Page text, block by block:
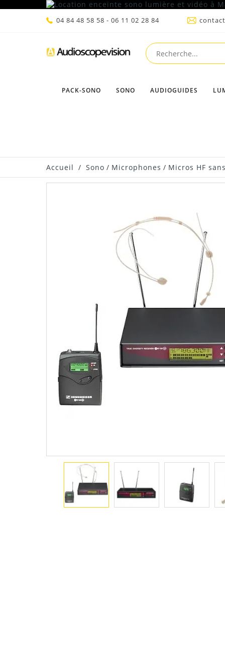
04 84 48 58 58 - 06 11 02 28 84
PACK-SONO SONO AUDIOGUIDES
Accueil / Sono / Microphones / Micros HF